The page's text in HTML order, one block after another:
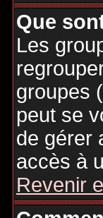
Que
Les
groupes
peut se
de gérer
accès à
Revenir